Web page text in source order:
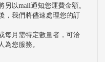
以mail通知您運費金額。
，我們將儘速處理您的訂
每月需特定數量者，可洽
為您服務。